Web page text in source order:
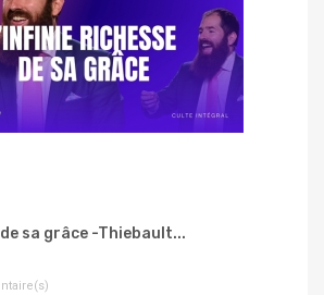
sa grâce -Thiebault...